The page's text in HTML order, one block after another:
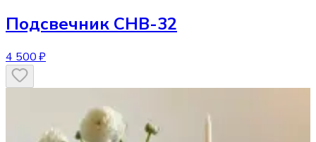
Подсвечник CHB-32
4 500 ₽